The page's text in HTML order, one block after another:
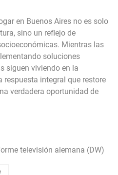
en Buenos Aires no es solo
sino un reflejo de
Mientras las
soluciones
siguen viviendo en la
respuesta integral que restore
verdadera oportunidad de
televisión alemana (DW)